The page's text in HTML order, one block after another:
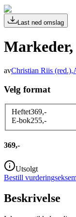
Last ned omslag
Markeder,
avChristian Riis (red.),
Velg format
Heftet369,-
E-bok255,-
369,-
Utsolgt
Bestill
Beskrivelse